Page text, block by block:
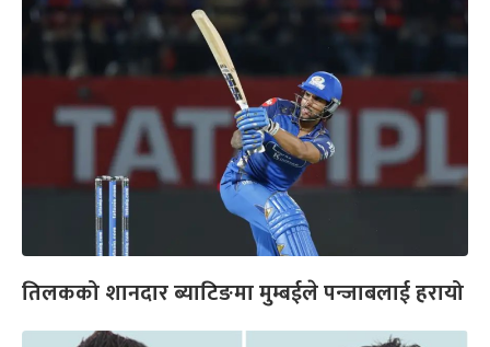
तिलकको शानदार ब्याटिङमा मुम्बईले पन्जाबलाई हरायो